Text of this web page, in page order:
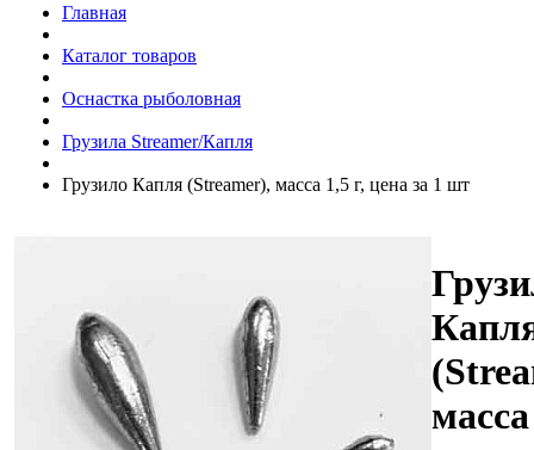
Главная
Каталог товаров
Оснастка рыболовная
Грузила Streamer/Капля
Грузило Капля (Streamer), масса 1,5 г, цена за 1 шт